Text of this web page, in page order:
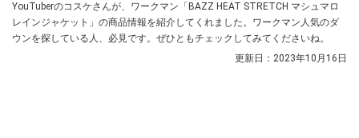
YouTuberのコスケさんが、ワークマン「BAZZ HEAT STRETCH マシュマロ
レインジャケット」の商品情報を紹介してくれました。ワークマン人気のダ
ウンを探している人、必見です。ぜひともチェックしてみてくださいね。
更新日： 2023年10月16日